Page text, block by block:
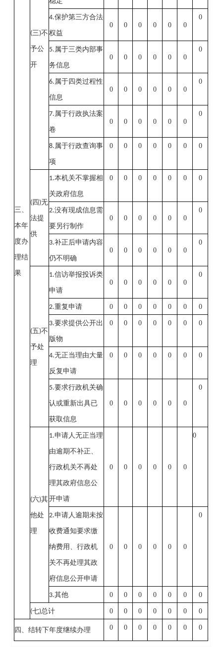
三、
本年
度办
理结
果
(三)不
予公
开
4.保护第三方合法
权益
0 0 0 0 0 0
0
5. 属于三类内部事
务信息
0 0 0 0 0 0
0
6. 属于四类过程性
信息
0 0 0 0 0 0
0
7. 属于行政执法案
卷
0 0 0 0 0 0
0
8. 属于行政查询事
项
0 0 0 0 0 0 0
( 四 )无
法提
供
1.本机关不掌握相
关政府信息
0 0 0 0 0 0 0
2.没有现成信息需
要另行制作
0 0 0 0 0 0
0
3.补正后申请内容
仍不明确
0 0 0 0 0 0
0
(五)不
予处
理
1.信访举报投诉类
申请
0 0 0 0 0 0
0
2.重复申请 0 0 0 0 0 0 0
3.要求提供公开出
版物
0 0 0 0 0 0 0
4.无正当理由大量
反复申请
0 0 0 0 0 0 0
5.要求行政机关确
认或重新出具已
获取信息
0 0 0 0 0 0
0
(六)其
他处
理
1.申请人无正当理
由逾期不补正、
行政机关不再处
理其政府信息公
开申请
0 0 0 0 0 0
0
2.申请人逾期未按
收费通知要求缴
纳费用、行政机
关不再处理其政
府信息公开申请
0 0 0 0 0 0
0
3.其他 0 0 0 0 0 0 0
(七)总计 0 0 0 0 0 0 0
四、结转下年度继续办理 0 0 0 0 0 0 0